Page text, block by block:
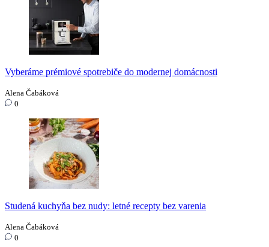
Vyberáme prémiové spotrebiče do modernej domácnosti
Alena Čabáková
0
Studená kuchyňa bez nudy: letné recepty bez varenia
Alena Čabáková
0